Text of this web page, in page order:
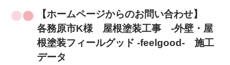
【ホームページからのお問い合わせ】
各務原市K様 屋根塗装工事 -外壁・屋
根塗装フィールグッド -feelgood- 施工
データ